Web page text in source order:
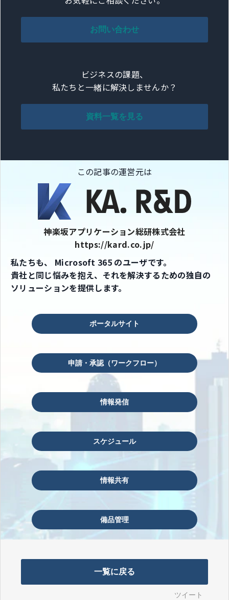
お問い合わせ
ビジネスの課題、
私たちと一緒に解決しませんか？
資料一覧を見る
この記事の運営元は
神楽坂アプリケーション総研株式会社
https://kard.co.jp/
私たちも、 Microsoft 365 のユーザです。
貴社と同じ悩みを抱え、それを解決するための独自の
ソリューションを提供します。
ポータルサイト
申請・承認（ワークフロー）
情報発信
スケジュール
情報共有
備品管理
一覧に戻る
ツイート